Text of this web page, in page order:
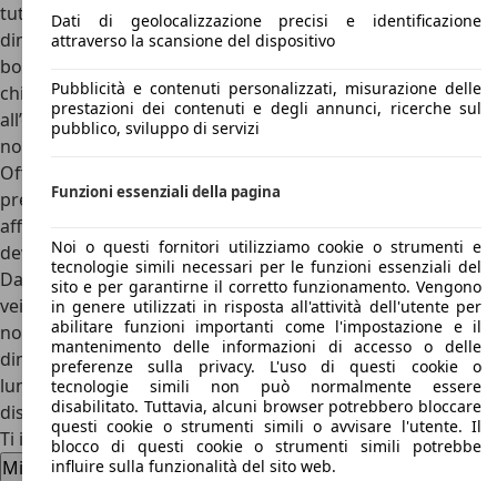
tutti gli aspetti pratici e funzionali a quelli velleitari, come
dimostrato dall’assenza di ogni forma di tecnologia a
bordo. Se paragonata per esempio ad un
chiaramente la differenza in termini di qualità salta subito
all’occhio, tuttavia in termini di prezzo la Mitsubishi L300
non ha rivali.
Offerta ad oggi nel mercato Filippino a partire da un
prezzo di 14.100 euro, questa vettura riesce ad essere un
affidabile compagno di lavoro per tutti i lavoratori che
devono coprire raggi d’azione non eccessivamente grandi.
Da tenere sempre a mente , infatti, che parliamo di un
veicolo che parte pur sempre da una base di un minivan e
non di un vero e proprio veicolo commerciale: le
dimensioni quindi sono ridotte, seppure il rapporto tra
lunghezza/larghezza e capacità di carico sia piuttosto
discreto.
Ti interessa la Mitsubishi L300
Mitsubishi L300 usataMitsubishi L300 nuova auto
Dati di geolocalizzazione precisi e identificazione
attraverso la scansione del dispositivo
Pubblicità e contenuti personalizzati, misurazione delle
prestazioni dei contenuti e degli annunci, ricerche sul
pubblico, sviluppo di servizi
Funzioni essenziali della pagina
Noi o questi fornitori utilizziamo cookie o strumenti e
tecnologie simili necessari per le funzioni essenziali del
sito e per garantirne il corretto funzionamento. Vengono
in genere utilizzati in risposta all'attività dell'utente per
abilitare funzioni importanti come l'impostazione e il
mantenimento delle informazioni di accesso o delle
preferenze sulla privacy. L'uso di questi cookie o
tecnologie simili non può normalmente essere
disabilitato. Tuttavia, alcuni browser potrebbero bloccare
questi cookie o strumenti simili o avvisare l'utente. Il
blocco di questi cookie o strumenti simili potrebbe
influire sulla funzionalità del sito web.